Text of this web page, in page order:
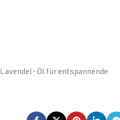
Öl für entspannende